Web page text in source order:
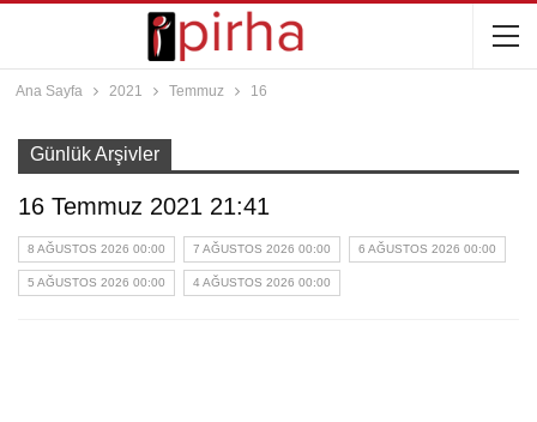
Ana Sayfa 2021 Temmuz 16
Günlük Arşivler
16 Temmuz 2021 21:41
8 AĞUSTOS 2026 00:00 7 AĞUSTOS 2026 00:00 6 AĞUSTOS 2026 00:00
5 AĞUSTOS 2026 00:00 4 AĞUSTOS 2026 00:00